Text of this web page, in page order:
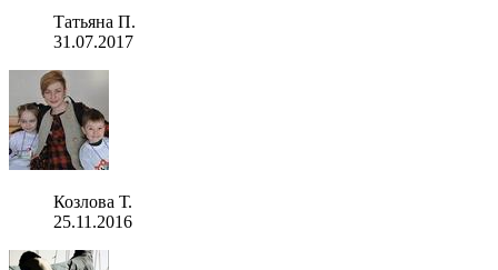
Татьяна П.
31.07.2017
Козлова Т.
25.11.2016